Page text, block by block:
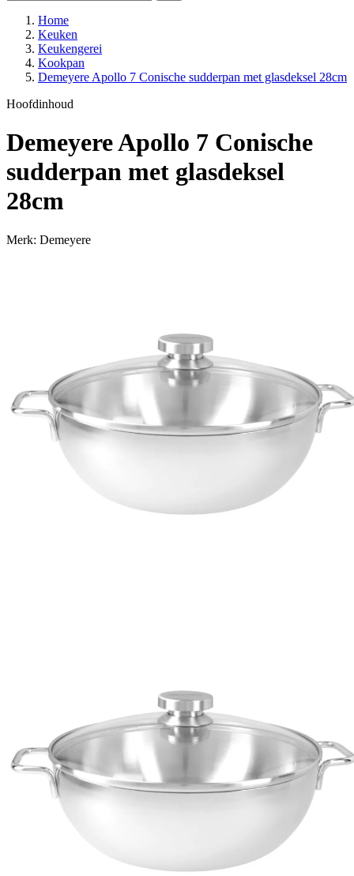
Home
Keuken
Keukengerei
Kookpan
Demeyere Apollo 7 Conische sudderpan met glasdeksel 28cm
Hoofdinhoud
Demeyere Apollo 7 Conische
sudderpan met glasdeksel
28cm
Merk: Demeyere